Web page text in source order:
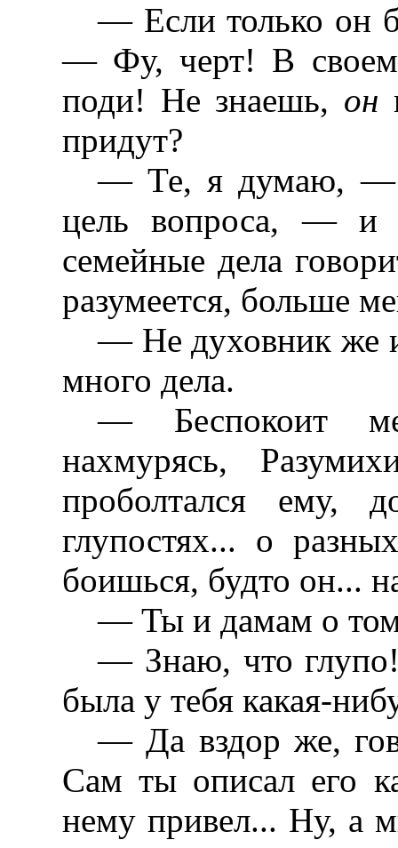
— Если только он
— Фу, черт! В своем
поди! Не знаешь, он
придут?
— Те, я думаю, —
цель вопроса, — и
семейные дела
разумеется, больше
— Не духовник же
много дела.
— Беспокоит
нахмурясь,
проболтался ему,
глупостях... о
боишься, будто он...
— Ты и дамам о том
— Знаю, что
была у тебя какая-
— Да вздор же,
Сам ты описал его
нему привел... Ну, а